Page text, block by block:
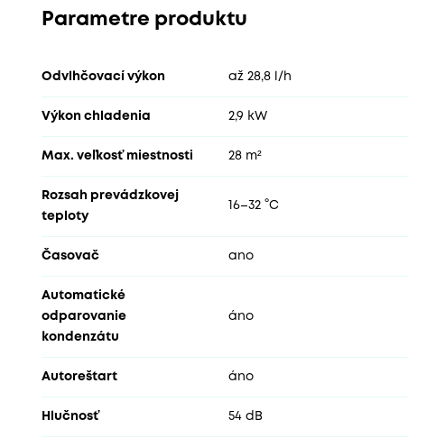
Parametre produktu
Odvlhčovací výkon až 28,8 l/h
Výkon chladenia 2,9 kW
Max. veľkosť miestnosti 28 m²
Rozsah prevádzkovej
teploty
16–32 °C
Časovač ano
Automatické
odparovanie
kondenzátu
áno
Autoreštart áno
Hlučnosť 54 dB